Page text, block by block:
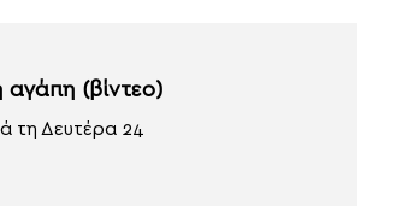
αγάπη (βίντεο)
τη Δευτέρα 24